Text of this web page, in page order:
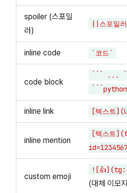
spoiler (스포일
러)
||스포일
inline code `코드`
code block
``` ...
```python
inline link [텍스트
inline mention
[텍스트
custom emoji
(대체 이모